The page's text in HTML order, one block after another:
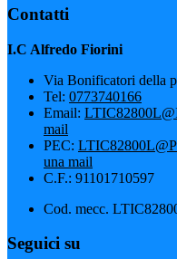
Contatti
I.C Alfredo Fiorini
Via Bonificatori della
Tel: 0773740166
Email:
mail
PEC:
una mail
C.F.: 91101710597
Cod. mecc.
Seguici su